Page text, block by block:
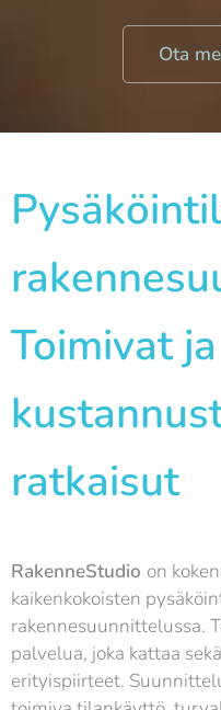
Ota
Toimivat ja
ratkaisut
RakenneStudio on
kaikenkokoisten
rakennesuunnittelussa.
palvelua, joka kattaa
erityispiirteet.